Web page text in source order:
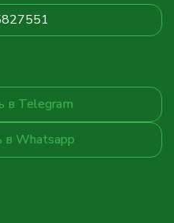
в Telegram
в Whatsapp